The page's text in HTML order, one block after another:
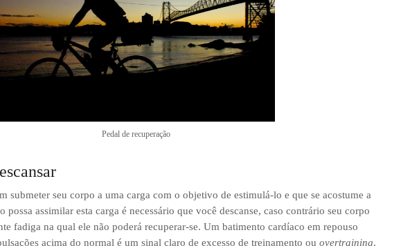
Pedal de recuperação
submeter seu corpo a uma carga com o objetivo de estimulá-lo e que se acostume a
possa assimilar esta carga é necessário que você descanse, caso contrário seu corpo
fadiga na qual ele não poderá recuperar-se. Um batimento cardíaco em repouso
acima do normal é um sinal claro de excesso de treinamento ou overtraining.